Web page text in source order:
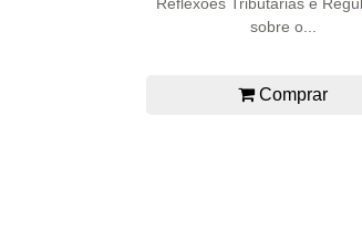
sobre o...
Comprar